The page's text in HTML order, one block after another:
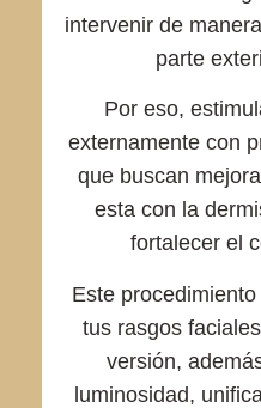
intervenir de
parte
Por eso,
externamente con
que buscan
esta con la
fortalecer el
Este
tus rasgos
versión,
luminosidad,